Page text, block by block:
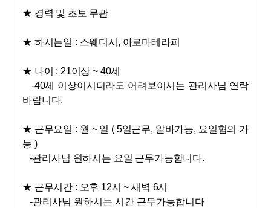
★ 경력 및 초보 무관
★ 하시는일 : 스웨디시, 아로마테라피
★ 나이 : 21이상 ~ 40세
-40세 이상이시더라도 어려보이시는 관리사님 연락
바랍니다.
★ 근무요일 : 월 ~ 일 ( 5일근무, 알바가능, 요일협의 가
능 )
-관리사님 원하시는 요일 근무가능합니다.
★ 근무시간 : 오후 12시 ~ 새벽 6시
-관리사님 원하시는 시간 근무가능합니다